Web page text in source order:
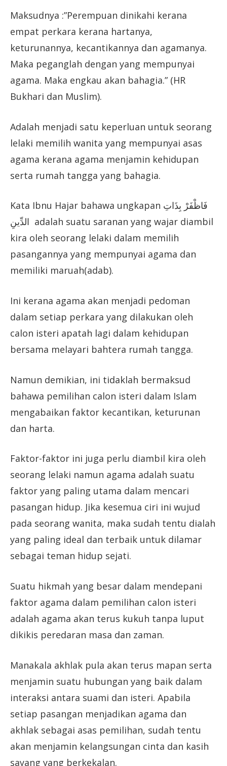
Maksudnya :”Perempuan dinikahi kerana
empat perkara kerana hartanya,
keturunannya, kecantikannya dan agamanya.
Maka peganglah dengan yang mempunyai
agama. Maka engkau akan bahagia.” (HR
Bukhari dan Muslim).
Adalah menjadi satu keperluan untuk seorang
lelaki memilih wanita yang mempunyai asas
agama kerana agama menjamin kehidupan
serta rumah tangga yang bahagia.
Kata Ibnu Hajar bahawa ungkapan فَاظْفَرْ بِذَاتِ
الدِّينِ adalah suatu saranan yang wajar diambil
kira oleh seorang lelaki dalam memilih
pasangannya yang mempunyai agama dan
memiliki maruah(adab).
Ini kerana agama akan menjadi pedoman
dalam setiap perkara yang dilakukan oleh
calon isteri apatah lagi dalam kehidupan
bersama melayari bahtera rumah tangga.
Namun demikian, ini tidaklah bermaksud
bahawa pemilihan calon isteri dalam Islam
mengabaikan faktor kecantikan, keturunan
dan harta.
Faktor-faktor ini juga perlu diambil kira oleh
seorang lelaki namun agama adalah suatu
faktor yang paling utama dalam mencari
pasangan hidup. Jika kesemua ciri ini wujud
pada seorang wanita, maka sudah tentu dialah
yang paling ideal dan terbaik untuk dilamar
sebagai teman hidup sejati.
Suatu hikmah yang besar dalam mendepani
faktor agama dalam pemilihan calon isteri
adalah agama akan terus kukuh tanpa luput
dikikis peredaran masa dan zaman.
Manakala akhlak pula akan terus mapan serta
menjamin suatu hubungan yang baik dalam
interaksi antara suami dan isteri. Apabila
setiap pasangan menjadikan agama dan
akhlak sebagai asas pemilihan, sudah tentu
akan menjamin kelangsungan cinta dan kasih
sayang yang berkekalan.